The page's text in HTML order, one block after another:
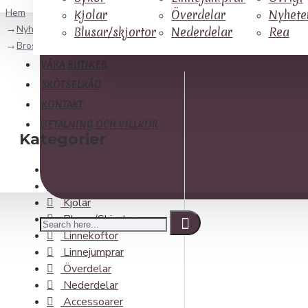
Kjolar
Blusar/skjortor
Överdelar
Nederdelar
Rea
VÅRA BUTIKER
SKÖTSELRÅD
KONTAKT
BETALNING OCH VILLKOR
Hem
Nyheter
Brosch magnet Katt -välj färg-
Kategorier
Kjolar
Blusar/Skjortor
Linnekoftor
Linnejumprar
Överdelar
Nederdelar
Accessoarer